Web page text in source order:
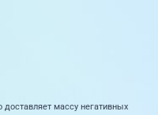
доставляет массу негативных